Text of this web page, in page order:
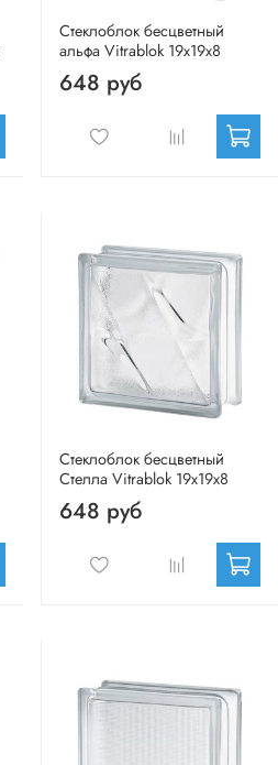
Стеклоблок бесцветный
альфа Vitrablok 19х19х8
648 руб
Стеклоблок бесцветный
Стелла Vitrablok 19х19х8
648 руб